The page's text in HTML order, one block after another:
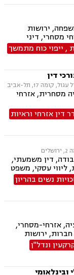
ירושות
מסחרי, דיני
חטיפת ילדים,
תיאום הורי,
, ייפוי כוח מתמשך
דין
מסחרית, אזרחי
דין אזרחי וראיות
דין משמעתי,
ליווי עסקי, משפט
ייפוי כוח מתמשך
נשים בהריון
אזרחי-מסחרי,
חברות, ירושות
מכרזיםונדל"ן
ובינלאומי